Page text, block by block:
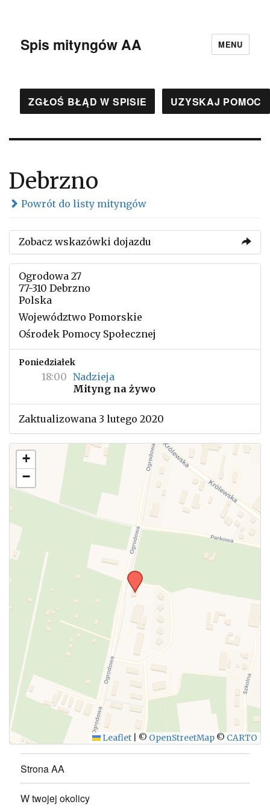
Spis mityngów AA MENU
ZGŁOŚ BŁĄD W SPISIE UZYSKAJ POMOC
Debrzno
Powrót do listy mityngów
Zobacz wskazówki dojazdu
Ogrodowa 27
77-310 Debrzno
Polska
Województwo Pomorskie
Ośrodek Pomocy Społecznej
Poniedziałek
18:00 Nadzieja
Mityng na żywo
Zaktualizowana 3 lutego 2020
+
−
Leaflet © OpenStreetMap © CARTO
Strona AA
W twojej okolicy